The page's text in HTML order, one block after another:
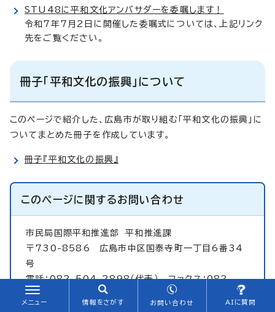
STU48に平和文化アンバサダーを委嘱します！
令和7年7月2日に開催した委嘱式については、上記リンク
先をご覧ください。
冊子「平和文化の振興」について
このページで紹介した、広島市が取り組む「平和文化の振興」に
ついてまとめた冊子を作成しています。
冊子『平和文化の振興』
このページに関するお問い合わせ
市民局国際平和推進部平和推進課
〒730-8586 広島市中区国泰寺町一丁目6番34
号
電話：082-504-2898（代表） ファクス：082-
504-2986
メニュー 情報をさがす お問い合わせ AIに質問